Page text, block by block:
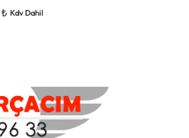
₺ Kdv Dahil